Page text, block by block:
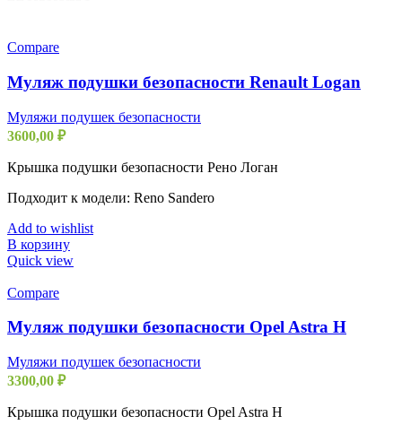
Compare
Муляж подушки безопасности Renault Logan
Муляжи подушек безопасности
3600,00 ₽
Крышка подушки безопасности Рено Логан
Подходит к модели: Reno Sandero
Add to wishlist
В корзину
Quick view
Compare
Муляж подушки безопасности Opel Astra H
Муляжи подушек безопасности
3300,00 ₽
Крышка подушки безопасности Opel Astra H